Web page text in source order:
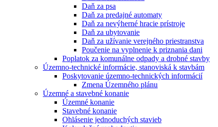
Daň za psa
Daň za predajné automaty
Daň za nevýherné hracie prístroje
Daň za ubytovanie
Daň za užívanie verejného priestranstva
Poučenie na vyplnenie k priznania dani
Poplatok za komunálne odpady a drobné stavby
Územno-technické informácie, stanoviská k stavbám
Poskytovanie územno-technických informácií
Zmena Územného plánu
Územné a stavebné konanie
Územné konanie
Stavebné konanie
Ohlásenie jednoduchých stavieb